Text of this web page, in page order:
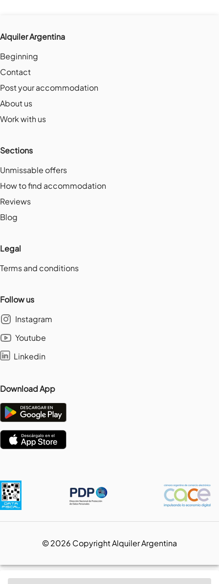
Alquiler Argentina
Beginning
Contact
Post your accommodation
About us
Work with us
Sections
Unmissable offers
How to find accommodation
Reviews
Blog
Legal
Terms and conditions
Follow us
Instagram
Youtube
Linkedin
Download App
©2026 Copyright Alquiler Argentina